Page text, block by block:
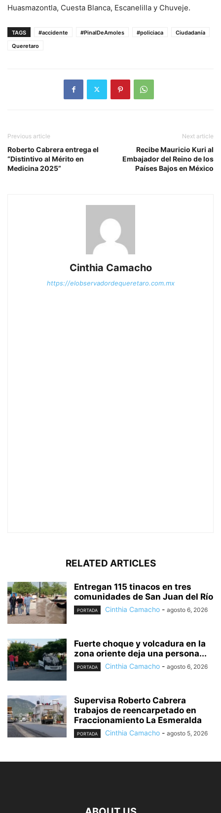
Huasmazontla, Cuesta Blanca, Escanelilla y Chuveje.
TAGS #accidente #PinalDeAmoles #policiaca
Ciudadanía
Queretaro
Previous article
Roberto Cabrera entrega el
“Distintivo al Mérito en
Medicina 2025”
Next article
Recibe Mauricio Kuri al
Embajador del Reino de los
Países Bajos en México
Cinthia Camacho
https://elobservadordequeretaro.com.mx
RELATED ARTICLES
Entregan 115 tinacos en tres
comunidades de San Juan del Río
PORTADA Cinthia Camacho - agosto 6, 2026
Fuerte choque y volcadura en la
zona oriente deja una persona...
PORTADA Cinthia Camacho - agosto 6, 2026
Supervisa Roberto Cabrera
trabajos de reencarpetado en
Fraccionamiento La Esmeralda
PORTADA Cinthia Camacho - agosto 5, 2026